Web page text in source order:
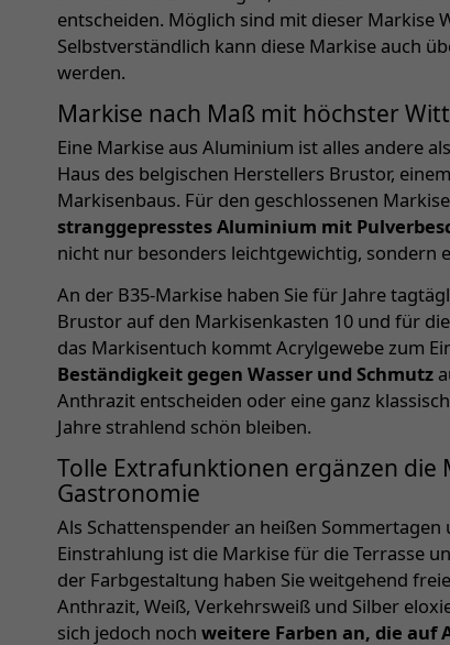
entscheiden. Möglich sind mit dieser Markise
Selbstverständlich kann diese Markise auch
werden.
Markise nach Maß mit höchster
Eine Markise aus Aluminium ist alles andere
Haus des belgischen Herstellers Brustor,
Markisenbaus. Für den geschlossenen
stranggepresstes Aluminium mit
nicht nur besonders leichtgewichtig, sondern
An der B35-Markise haben Sie für Jahre
Brustor auf den Markisenkasten 10 und für
das Markisentuch kommt Acrylgewebe zum
Beständigkeit gegen Wasser und Schmutz
Anthrazit entscheiden oder eine ganz
Jahre strahlend schön bleiben.
Tolle Extrafunktionen ergänzen die
Gastronomie
Als Schattenspender an heißen
Einstrahlung ist die Markise für die Terrasse
der Farbgestaltung haben Sie weitgehend
Anthrazit, Weiß, Verkehrsweiß und Silber
sich jedoch noch weitere Farben an, die auf